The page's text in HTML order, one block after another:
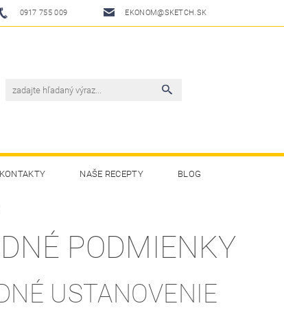
0917 755 009 EKONOM@SKETCH.SK
KONTAKTY NAŠE RECEPTY BLOG
PODMIENKY
USTANOVENIE